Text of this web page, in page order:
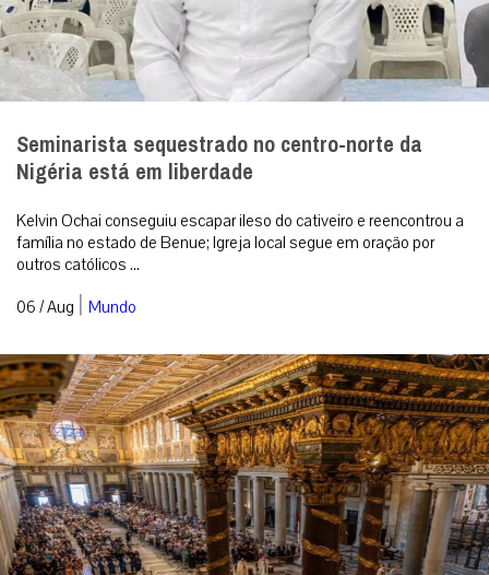
Seminarista sequestrado no centro-norte da
Nigéria está em liberdade
Kelvin Ochai conseguiu escapar ileso do cativeiro e reencontrou a
família no estado de Benue; Igreja local segue em oração por
outros católicos ...
06 / Aug | Mundo